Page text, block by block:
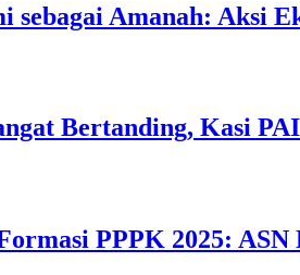
sebagai Amanah: Aksi
Bertanding, Kasi
PPPK 2025: